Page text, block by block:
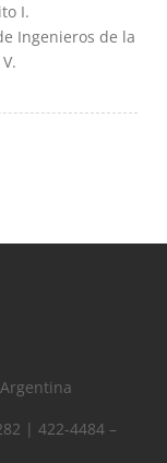
I.
Ingenieros de la
| 422-4484 –